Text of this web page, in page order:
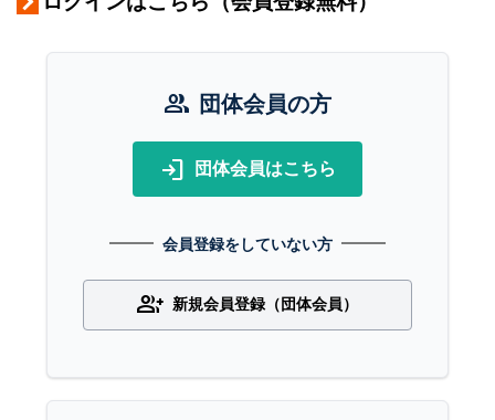
group 団体会員の方
login 団体会員はこちら
会員登録をしていない方
group_add 新規会員登録（団体会員）